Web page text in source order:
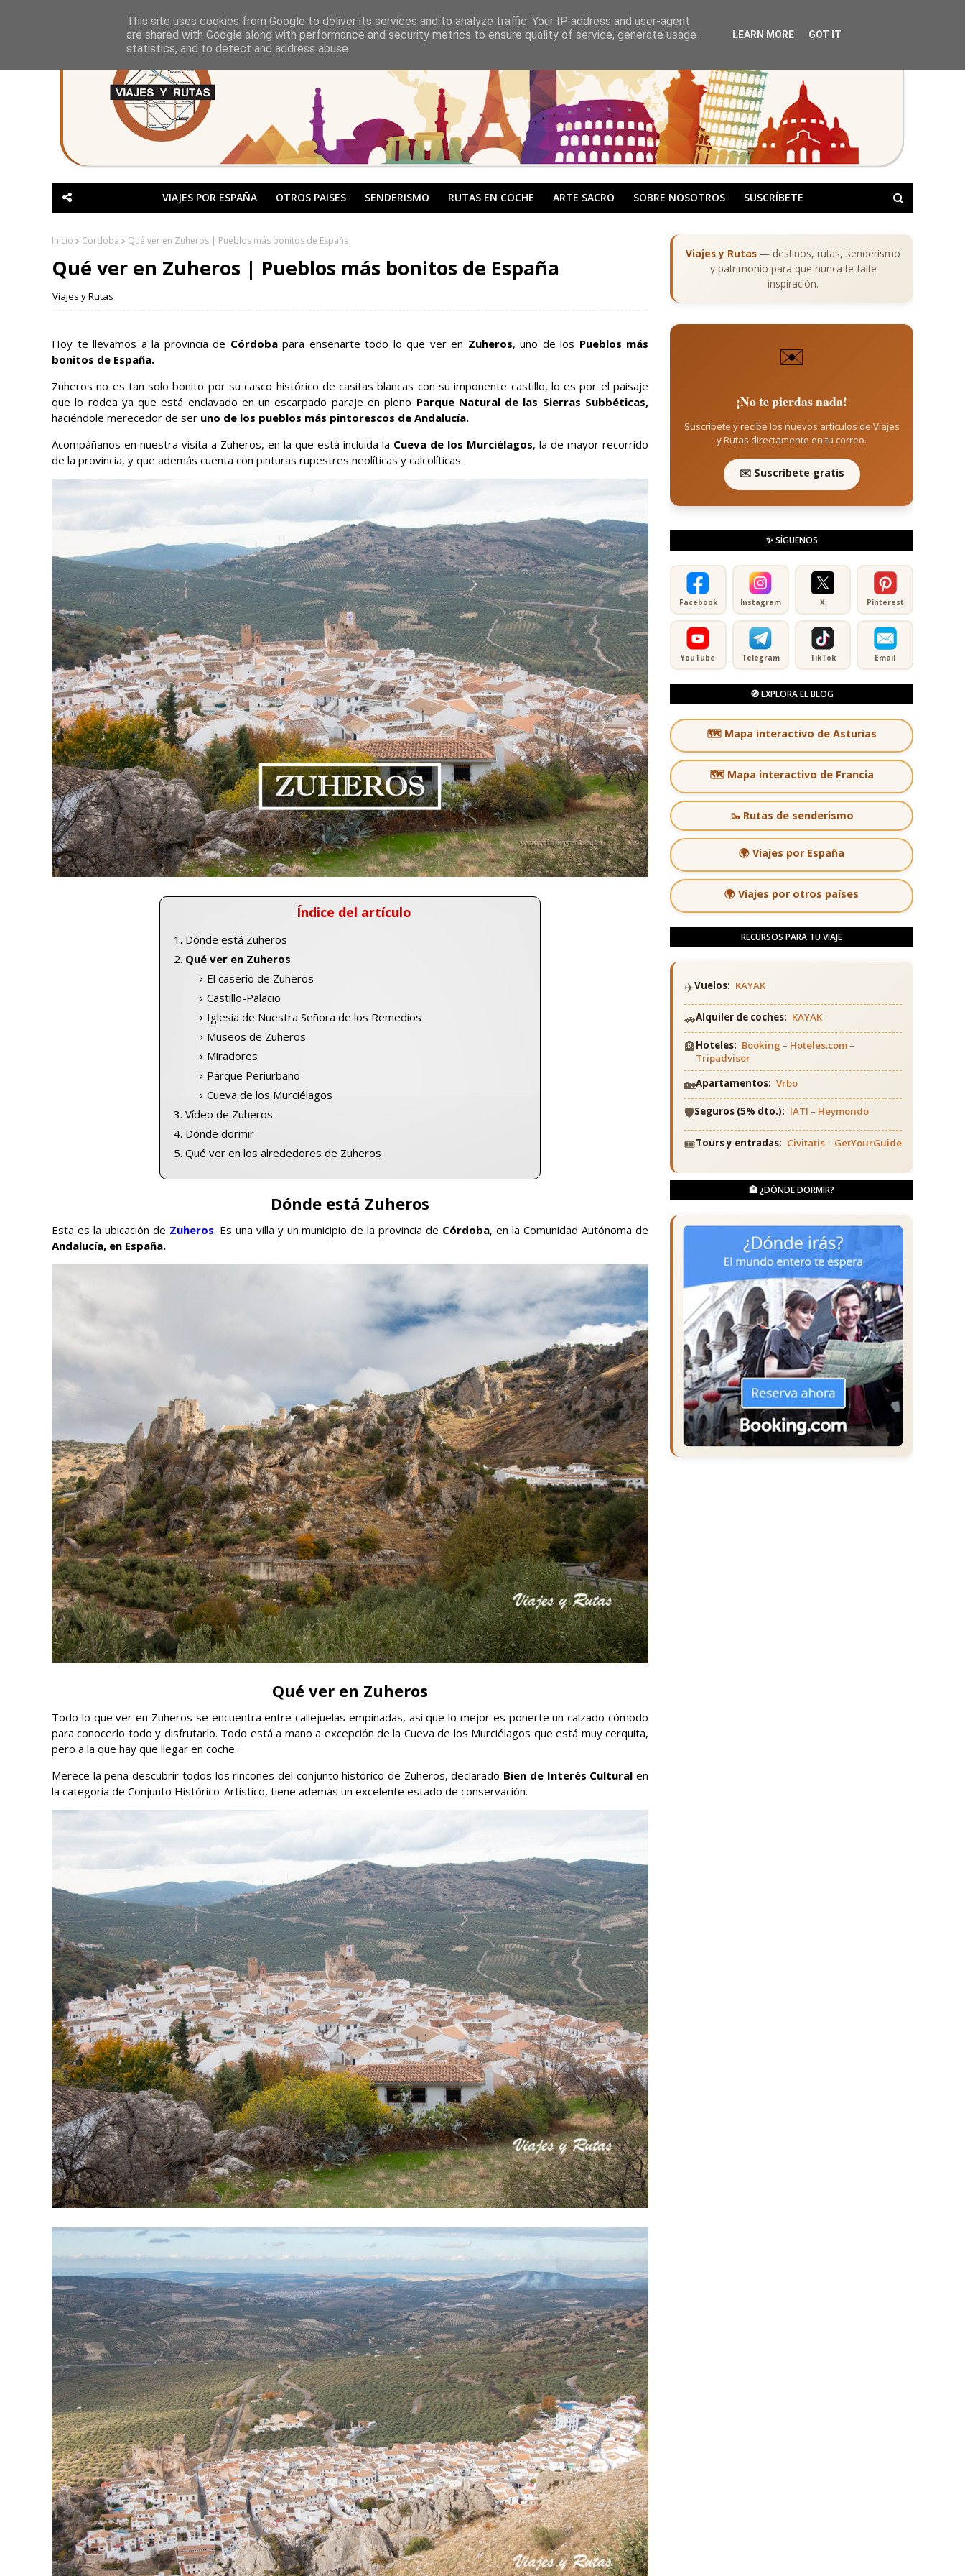
VIAJES POR ESPAÑA OTROS PAISES SENDERISMO RUTAS EN COCHE ARTE SACRO SOBRE NOSOTROS SUSCRÍBETE
Inicio Cordoba Qué ver en Zuheros | Pueblos más bonitos de España
Qué ver en Zuheros | Pueblos más bonitos de España
Viajes y Rutas
Hoy te llevamos a la provincia de Córdobapara enseñarte todo lo que ver en Zuheros, uno de los Pueblos más
bonitos de España.
Zuheros no es tan solo bonito por su casco histórico de casitas blancas con su imponente castillo, lo es por el paisaje
que lo rodea ya que está enclavado en un escarpado paraje en pleno Parque Natural de las Sierras Subbéticas,
haciéndole merecedor de ser uno de los pueblos más pintorescos de Andalucía.
Acompáñanos en nuestra visita a Zuheros, en la que está incluida la Cueva de los Murciélagos, la de mayor recorrido
de la provincia, y que además cuenta con pinturas rupestres neolíticas y calcolíticas.
Índice del artículo
Dónde está Zuheros
Qué ver en Zuheros
El caserío de Zuheros
Castillo-Palacio
Iglesia de Nuestra Señora de los Remedios
Museos de Zuheros
Miradores
Parque Periurbano
Cueva de los Murciélagos
Vídeo de Zuheros
Dónde dormir
Qué ver en los alrededores de Zuheros
Dónde está Zuheros
Esta es la ubicación de Zuheros. Es una villa y un municipio de la provincia de Córdoba, en la Comunidad Autónoma de
Andalucía, en España.
Qué ver en Zuheros
Todo lo que ver en Zuheros se encuentra entre callejuelas empinadas, así que lo mejor es ponerte un calzado cómodo
para conocerlo todo y disfrutarlo. Todo está a mano a excepción de la Cueva de los Murciélagos que está muy cerquita,
pero a la que hay que llegar en coche.
Merece la pena descubrir todos los rincones del conjunto histórico de Zuheros, declarado Bien de Interés Cultural en
la categoría de Conjunto Histórico-Artístico, tiene además un excelente estado de conservación.
Viajes y Rutas — destinos, rutas, senderismo
y patrimonio para que nunca te falte
inspiración.
✉️
¡No te pierdas nada!
Suscríbete y recibe los nuevos artículos de Viajes
y Rutas directamente en tu correo.
✉️ Suscríbete gratis
✨ SÍGUENOS
Facebook Instagram X Pinterest
YouTube Telegram TikTok Email
🧭 EXPLORA EL BLOG
🗺️ Mapa interactivo de Asturias
🗺️ Mapa interactivo de Francia
🥾 Rutas de senderismo
🌍 Viajes por España
🌍 Viajes por otros países
RECURSOS PARA TU VIAJE
✈️Vuelos: KAYAK
🚗Alquiler de coches: KAYAK
🏨Hoteles: Booking – Hoteles.com–
Tripadvisor
🏡Apartamentos: Vrbo
🛡️Seguros (5% dto.): IATI – Heymondo
🎟️Tours y entradas: Civitatis– GetYourGuide
🏨 ¿DÓNDE DORMIR?
This site uses cookies from Google to deliver its services and to analyze traffic. Your IP address and user-agent
are shared with Google along with performance and security metrics to ensure quality of service, generate usage
statistics, and to detect and address abuse.
LEARN MORE GOT IT